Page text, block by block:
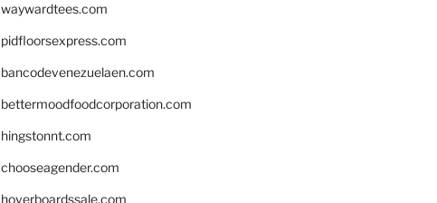
waywardtees.com
pidfloorsexpress.com
bancodevenezuelaen.com
bettermoodfoodcorporation.com
hingstonnt.com
chooseagender.com
hoverboardssale.com